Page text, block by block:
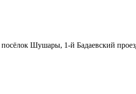
Шушары, 1-й Бадаевский